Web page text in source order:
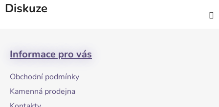
Diskuze
Informace pro vás
Obchodní podmínky
Kamenná prodejna